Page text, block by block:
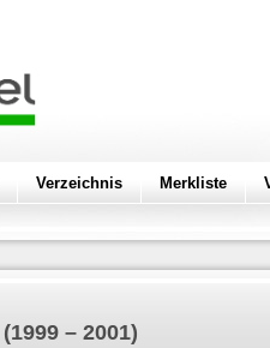
Verzeichnis Merkliste
(1999 – 2001)